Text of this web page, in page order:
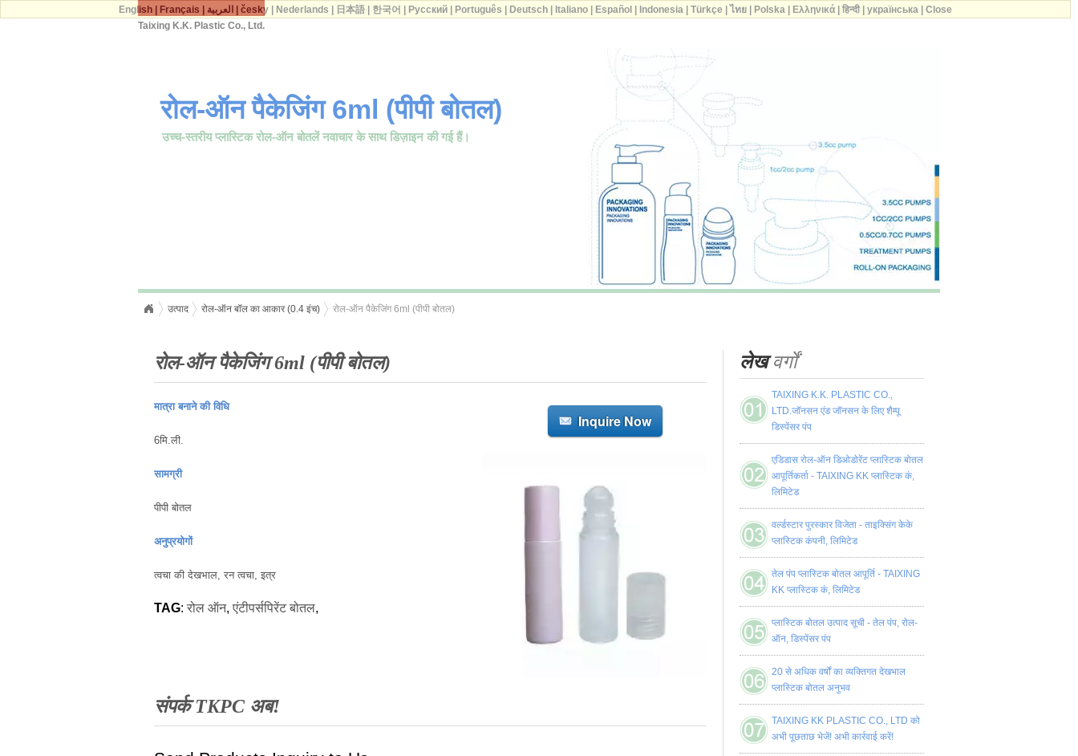
Taixing K.K. Plastic Co., Ltd.
रोल-ऑन पैकेजिंग 6ml (पीपी बोतल)
उच्च-स्तरीय प्लास्टिक रोल-ऑन बोतलें नवाचार के साथ डिज़ाइन की गई हैं।
उत्पाद रोल-ऑन बॉल का आकार (0.4 इंच) रोल-ऑन पैकेजिंग 6ml (पीपी बोतल)
रोल-ऑन पैकेजिंग 6ml (पीपी बोतल)
Inquire Now
मात्रा बनाने की विधि
6मि.ली.
सामग्री
पीपी बोतल
अनुप्रयोगों
त्वचा की देखभाल, रन त्वचा, इत्र
TAG: रोल ऑन, एंटीपर्सपिरेंट बोतल,
संपर्क TKPC अब!
लेखवर्गों
TAIXING K.K. PLASTIC CO.,
LTD.जॉनसन एंड जॉनसन के लिए शैम्पू
डिस्पेंसर पंप
एडिडास रोल-ऑन डिओडोरेंट प्लास्टिक बोतल
आपूर्तिकर्ता - TAIXING KK प्लास्टिक कं,
लिमिटेड
वर्ल्डस्टार पुरस्कार विजेता - ताइक्सिंग केके
प्लास्टिक कंपनी, लिमिटेड
तेल पंप प्लास्टिक बोतल आपूर्ति - TAIXING
KK प्लास्टिक कं, लिमिटेड
प्लास्टिक बोतल उत्पाद सूची - तेल पंप, रोल-
ऑन, डिस्पेंसर पंप
20 से अधिक वर्षों का व्यक्तिगत देखभाल
प्लास्टिक बोतल अनुभव
TAIXING KK PLASTIC CO., LTD को
अभी पूछताछ भेजें! अभी कार्रवाई करें!
English| Français العربية česky| Nederlands 日本語| 한국어 Русский| Português Deutsch| Italiano| Español Indonesia| Türkçe ไทย| Polska| Ελληνικά| हिन्दी| українська| Close